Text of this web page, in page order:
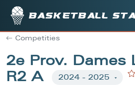
Basketball
Competities
2e Prov. Dames
R2 A